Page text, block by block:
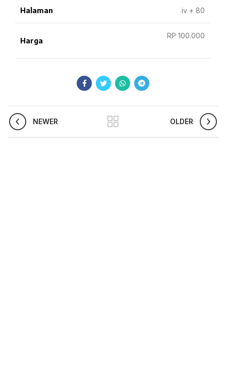
Halaman iv + 80
Harga
RP 100.000
NEWER OLDER